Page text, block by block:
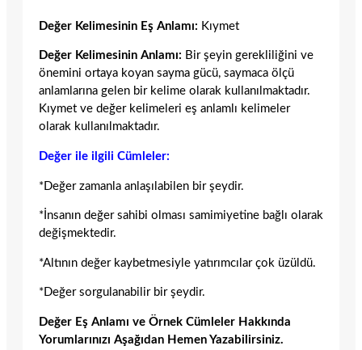
Değer Kelimesinin Eş Anlamı: Kıymet
Değer Kelimesinin Anlamı: Bir şeyin gerekliliğini ve
önemini ortaya koyan sayma gücü, saymaca ölçü
anlamlarına gelen bir kelime olarak kullanılmaktadır.
Kıymet ve değer kelimeleri eş anlamlı kelimeler
olarak kullanılmaktadır.
Değer ile ilgili Cümleler:
*Değer zamanla anlaşılabilen bir şeydir.
*İnsanın değer sahibi olması samimiyetine bağlı olarak
değişmektedir.
*Altının değer kaybetmesiyle yatırımcılar çok üzüldü.
*Değer sorgulanabilir bir şeydir.
Değer Eş Anlamı ve Örnek Cümleler Hakkında
Yorumlarınızı Aşağıdan Hemen Yazabilirsiniz.